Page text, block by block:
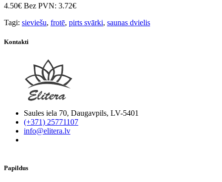
4.50€ Bez PVN: 3.72€
Tagi: sieviešu, frotē, pirts svārki, saunas dvielis
Kontakti
Saules iela 70, Daugavpils, LV-5401
(+371) 25771107
info@elitera.lv
Papildus